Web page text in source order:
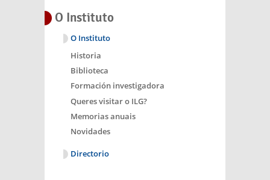
O Instituto
O Instituto
Historia
Biblioteca
Formación investigadora
Queres visitar o ILG?
Memorias anuais
Novidades
Directorio